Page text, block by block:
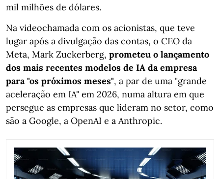
mil milhões de dólares.
Na videochamada com os acionistas, que teve
lugar após a divulgação das contas, o CEO da
Meta, Mark Zuckerberg, prometeu o lançamento
dos mais recentes modelos de IA da empresa
para "os próximos meses", a par de uma "grande
aceleração em IA" em 2026, numa altura em que
persegue as empresas que lideram no setor, como
são a Google, a OpenAI e a Anthropic.